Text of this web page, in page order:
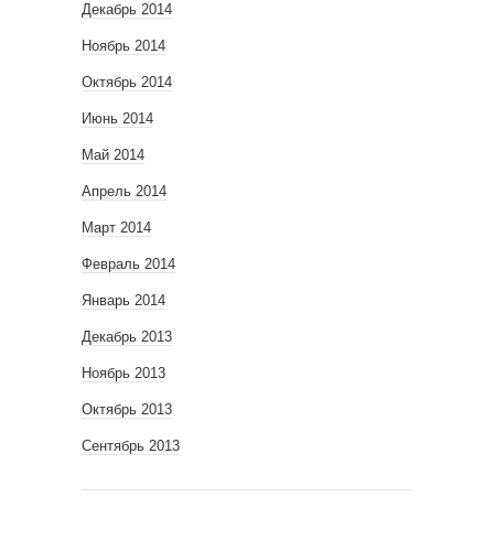
Декабрь 2014
Ноябрь 2014
Октябрь 2014
Июнь 2014
Май 2014
Апрель 2014
Март 2014
Февраль 2014
Январь 2014
Декабрь 2013
Ноябрь 2013
Октябрь 2013
Сентябрь 2013